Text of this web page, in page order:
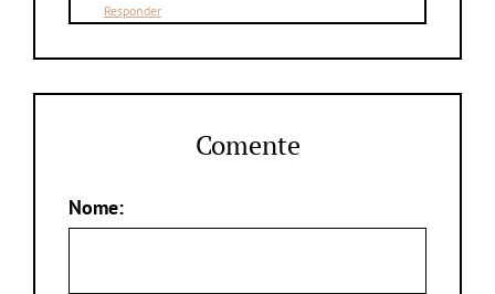
Responder
Comente
Nome: